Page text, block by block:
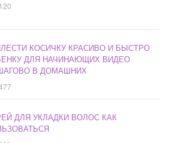
КОСИЧКУ КРАСИВО И БЫСТРО
ДЛЯ НАЧИНАЮЩИХ ВИДЕО
В ДОМАШНИХ
ДЛЯ УКЛАДКИ ВОЛОС КАК